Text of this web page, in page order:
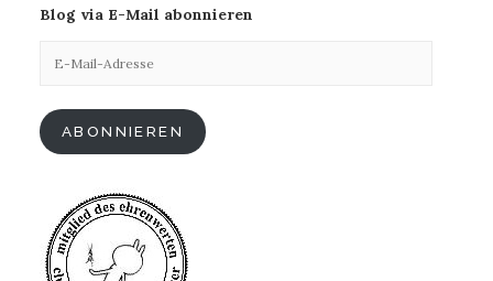
Blog via E-Mail abonnieren
Mail-
ABONNIEREN